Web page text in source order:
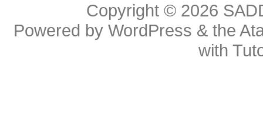
Copyright © 2026
Powered byWordPress & the
with